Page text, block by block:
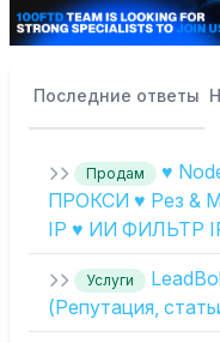
Последние ответы
Продам
♥️
ПРОКСИ ♥️ Рез &
IP ♥️ ИИ ФИЛЬТР
Услуги
(Репутация,